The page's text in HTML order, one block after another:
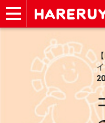
イ